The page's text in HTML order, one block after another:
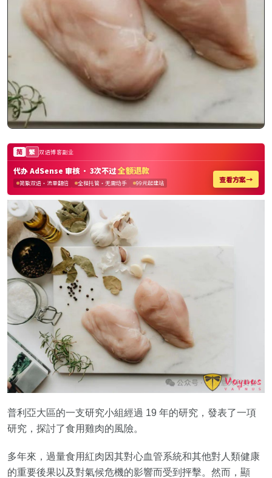
普利亞大區的一支研究小組經過 19 年的研究，發表了一項
研究，探討了食用雞肉的風險。
多年來，過量食用紅肉因其對心血管系統和其他對人類健康
的重要後果以及對氣候危機的影響而受到抨擊。然而，顯